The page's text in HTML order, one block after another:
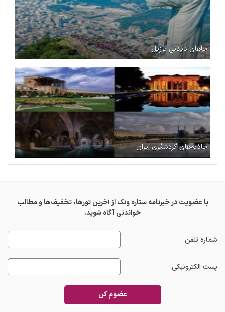
جاهای دیدنی برزیل
جاذبه‌های گردشگری ایران
با عضویت در خبرنامه ستاره ونک از آخرین تورها، تخفیف‌ها و مطالب
خواندنی آگاه شوید.
شماره تلفن
پست الکترونیکی
عضوم کن